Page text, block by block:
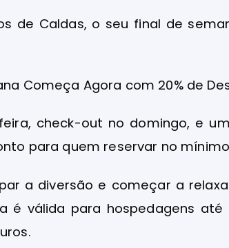
de Caldas, o seu final de
Começa Agora com 20% de
check-out no domingo, e
para quem reservar no
a diversão e começar a
é válida para hospedagens até